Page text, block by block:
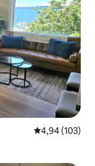
4,94 de uma
4,94 (103)